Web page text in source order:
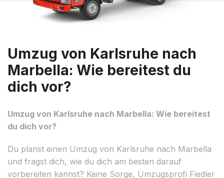
Umzug von Karlsruhe nach
Marbella: Wie bereitest du
dich vor?
Umzug von Karlsruhe nach Marbella: Wie bereitest
du dich vor?
Du planst einen Umzug von Karlsruhe nach Marbella
und fragst dich, wie du dich am besten darauf
vorbereiten kannst? Keine Sorge, Umzugsprofi Fiedler